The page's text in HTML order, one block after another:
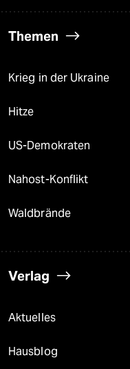
Themen
Krieg in der Ukraine
Hitze
US-Demokraten
Nahost-Konflikt
Waldbrände
Verlag
Aktuelles
Hausblog